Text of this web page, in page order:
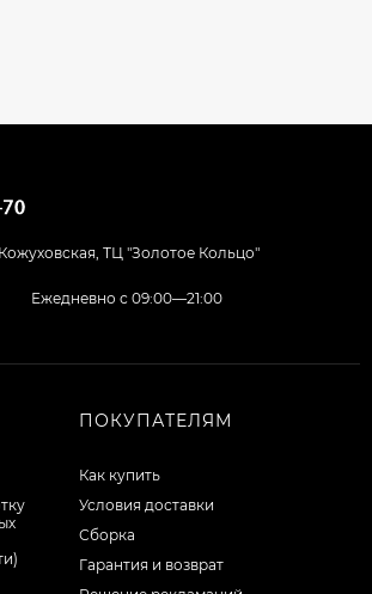
ТЦ "Золотое Кольцо"
Ежедневно с 09:00—21:00
ПОКУПАТЕЛЯМ
Как купить
Условия доставки
Сборка
Гарантия и возврат